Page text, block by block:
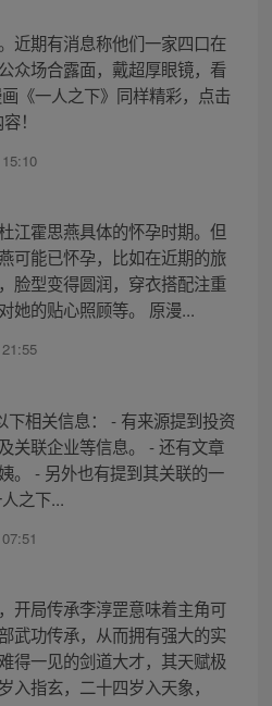
近期有消息称他们一家四口在
众场合露面，戴超厚眼镜，看
《一人之下》同样精彩，点击
！
江霍思燕具体的怀孕时期。但
可能已怀孕，比如在近期的旅
脸型变得圆润，穿衣搭配注重
她的贴心照顾等。 原漫...
下相关信息： - 有来源提到投资
关联企业等信息。 - 还有文章
。 - 另外也有提到其关联的一
之下...
开局传承李淳罡意味着主角可
武功传承，从而拥有强大的实
得一见的剑道大才，其天赋极
入指玄，二十四岁入天象，